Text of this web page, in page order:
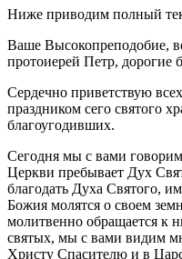
Ниже приводим полный
Ваше Высокопреподобие,
протоиерей Петр, дорогие
Сердечно приветствую
праздником сего святого
благоугодивших.
Сегодня мы с вами
Церкви пребывает Дух
благодать Духа Святого,
Божия молятся о своем
молитвенно обращается к
святых, мы с вами видим
Христу Спасителю и в